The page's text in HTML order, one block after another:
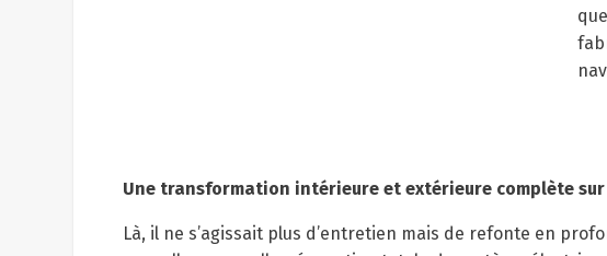
Une transformation intérieure et extérieure complète
Là, il ne s’agissait plus d’entretien mais de refonte en